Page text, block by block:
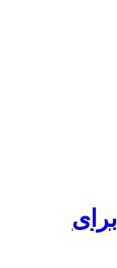
آموزش برنامه‌نویسی C برای